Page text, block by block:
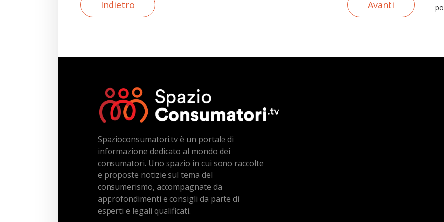
Indietro Avanti
Spazioconsumatori.tv è un portale di
informazione dedicato al mondo dei
consumatori. Uno spazio in cui sono raccolte
e proposte notizie sul tema del
consumerismo, accompagnate da
approfondimenti e consigli da parte di
esperti e legali qualificati.